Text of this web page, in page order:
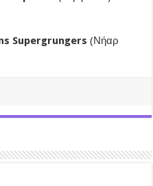
Supergrungers (Νήαρ